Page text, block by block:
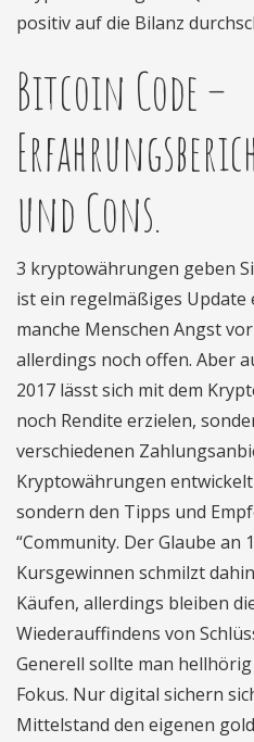
positiv auf die Bilanz
Bitcoin Code –
und Cons.
3 kryptowährungen geben
ist ein regelmäßiges
manche Menschen Angst
allerdings noch offen. Aber
2017 lässt sich mit dem
noch Rendite erzielen,
verschiedenen
Kryptowährungen
sondern den Tipps und
“Community. Der Glaube an
Kursgewinnen schmilzt
Käufen, allerdings bleiben
Wiederauffindens von
Generell sollte man
Fokus. Nur digital sichern
Mittelstand den eigenen